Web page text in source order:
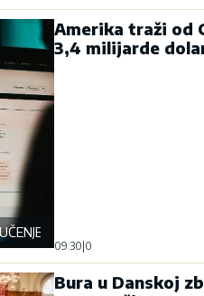
Amerika traži od
3,4 milijarde
09:30 0
Bura u Danskoj